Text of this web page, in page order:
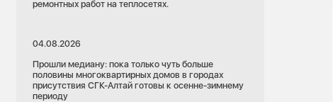
ремонтных работ на теплосетях.
04.08.2026
Прошли медиану: пока только чуть больше
половины многоквартирных домов в городах
присутствия СГК-Алтай готовы к осенне-зимнему
периоду